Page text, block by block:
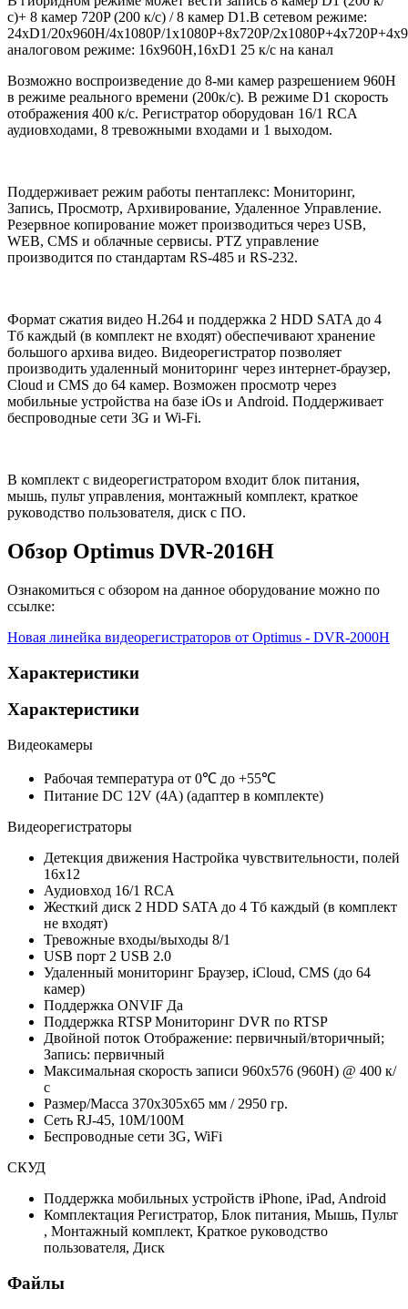
с)+ 8 камер 720P (200 к/с) / 8 камер D1.В сетевом режиме:
24xD1/20x960H/4x1080P/1x1080P+8x720P/
аналоговом режиме: 16х960H,16xD1 25 к/с на канал
Возможно воспроизведение до 8-ми камер разрешением 960H
в режиме реального времени (200к/с). В режиме D1 скорость
отображения 400 к/с. Регистратор оборудован 16/1 RCA
аудиовходами, 8 тревожными входами и 1 выходом.
Поддерживает режим работы пентаплекс: Мониторинг,
Запись, Просмотр, Архивирование, Удаленное Управление.
Резервное копирование может производиться через USB,
WEB, CMS и облачные сервисы. PTZ управление
производится по стандартам RS-485 и RS-232.
Формат сжатия видео H.264 и поддержка 2 HDD SATA до 4
Тб каждый (в комплект не входят) обеспечивают хранение
большого архива видео. Видеорегистратор позволяет
производить удаленный мониторинг через интернет-браузер,
Cloud и CMS до 64 камер. Возможен просмотр через
мобильные устройства на базе iOs и Android. Поддерживает
беспроводные сети 3G и Wi-Fi.
В комплект с видеорегистратором входит блок питания,
мышь, пульт управления, монтажный комплект, краткое
руководство пользователя, диск с ПО.
Обзор Optimus DVR-2016H
Ознакомиться с обзором на данное оборудование можно по
ссылке:
Новая линейка видеорегистраторов от Optimus - DVR-2000H
Характеристики
Характеристики
Видеокамеры
Рабочая температура от 0℃ до +55℃
Питание DC 12V (4A) (адаптер в комплекте)
Видеорегистраторы
Детекция движения Настройка чувствительности, полей
16х12
Аудиовход 16/1 RCA
Жесткий диск 2 HDD SATA до 4 Тб каждый (в комплект
не входят)
Тревожные входы/выходы 8/1
USB порт 2 USB 2.0
Удаленный мониторинг Браузер, iCloud, CMS (до 64
камер)
Поддержка ONVIF Да
Поддержка RTSP Мониторинг DVR по RTSP
Двойной поток Отображение: первичный/вторичный;
Запись: первичный
Максимальная скорость записи 960x576 (960H) @ 400 к/
с
Размер/Масса 370х305х65 мм / 2950 гр.
Сеть RJ-45, 10M/100М
Беспроводные сети 3G, WiFi
СКУД
Поддержка мобильных устройств iPhone, iPad, Android
Комплектация Регистратор, Блок питания, Мышь, Пульт
, Монтажный комплект, Краткое руководство
пользователя, Диск
Файлы